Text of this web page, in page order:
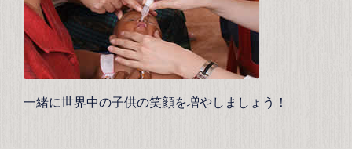
一緒に世界中の子供の笑顔を増やしましょう！